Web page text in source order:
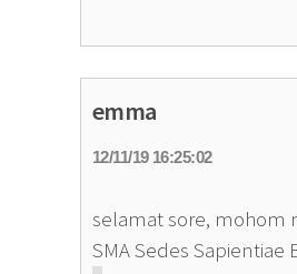
emma
12/11/19 16:25:02
selamat sore, mohom
SMA Sedes Sapientiae